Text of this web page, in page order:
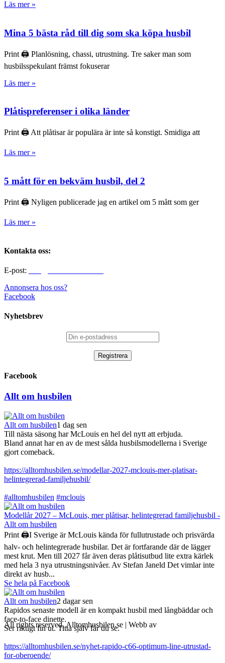
Läs mer »
Mina 5 bästa råd till dig som ska köpa husbil
Print 🖨 Planlösning, chassi, utrustning. Tre saker man som
husbilsspekulant främst fokuserar
Läs mer »
Plåtispreferenser i olika länder
Print 🖨 Att plåtisar är populära är inte så konstigt. Smidiga att
Läs mer »
5 mått för en bekväm husbil, del 2
Print 🖨 Nyligen publicerade jag en artikel om 5 mått som ger
Läs mer »
Kontakta oss:
E-post:
Annonsera hos oss?
Facebook
Nyhetsbrev
Facebook
Allt om husbilen
Allt om husbilen1 dag sen
Till nästa säsong har McLouis en hel del nytt att erbjuda.
Bland annat har en av de mest sålda husbilsmodellerna i Sverige
gjort comeback.
https://alltomhusbilen.se/modellar-2027-mclouis-mer-platisar-
helintegrerad-familjehusbil/
#alltomhusbilen #mclouis
Modellår 2027 – McLouis, mer plåtisar, helintegrerad familjehusbil -
Allt om husbilen
Print 🖨I Sverige är McLouis kända för fullutrustade och prisvärda
halv- och helintegrerade husbilar. Det är fortfarande där de lägger
mest krut. Men till 2027 får även deras plåtisutbud lite extra kärlek
med hela 3 nya utrustningsnivåer. Av Stefan Janeld Det vimlar inte
direkt av husb...
Se hela på Facebook
Allt om husbilen2 dagar sen
Rapidos senaste modell är en kompakt husbil med långbäddar och
face-to-face dinette.
Ser riktigt fin ut. Titta själv får du se.
https://alltomhusbilen.se/nyhet-rapido-c66-optimum-line-utrustad-
for-oberoende/
All rights reserved, Alltomhusbilen.se | Webb av